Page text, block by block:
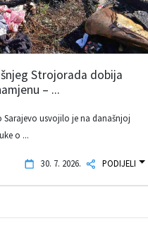
Strojorada dobija
– ...
Sarajevo usvojilo je na današnjoj
o ...
30. 7. 2026. PODIJELI